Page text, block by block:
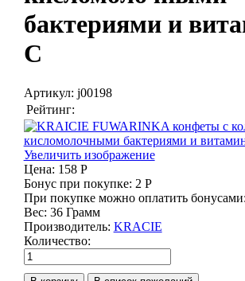
бактериями и
С
Артикул: j00198
Рейтинг:
Увеличить изображение
Цена: 158 Р
Бонус при покупке: 2 Р
При покупке можно оплатить бонусами:
Вес: 36 Грамм
Производитель: KRACIE
Количество: